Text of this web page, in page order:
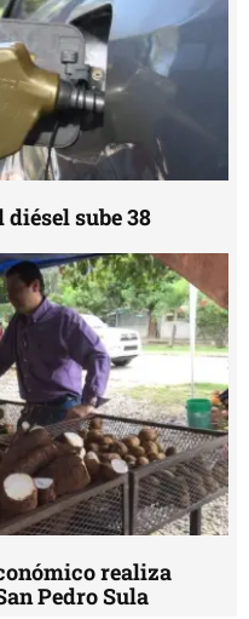
sube 38
realiza
Pedro Sula